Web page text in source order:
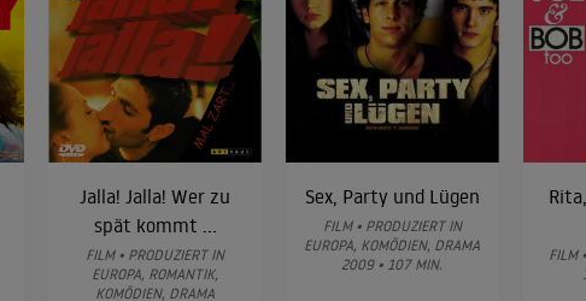
Jalla! Jalla! Wer zu
spät kommt ...
FILM • PRODUZIERT IN
EUROPA, ROMANTIK,
KOMÖDIEN, DRAMA
Sex, Party und Lügen
FILM • PRODUZIERT IN
EUROPA, KOMÖDIEN, DRAMA
2009 • 107 MIN.
FILM